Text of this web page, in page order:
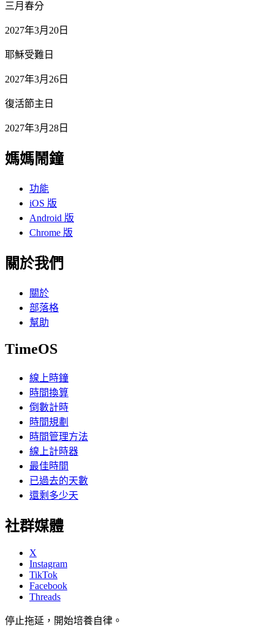
三月春分
2027年3月20日
耶穌受難日
2027年3月26日
復活節主日
2027年3月28日
媽媽鬧鐘
功能
iOS 版
Android 版
Chrome 版
關於我們
關於
部落格
幫助
TimeOS
線上時鐘
時間換算
倒數計時
時間規劃
時間管理方法
線上計時器
最佳時間
已過去的天數
還剩多少天
社群媒體
X
Instagram
TikTok
Facebook
Threads
停止拖延，開始培養自律。